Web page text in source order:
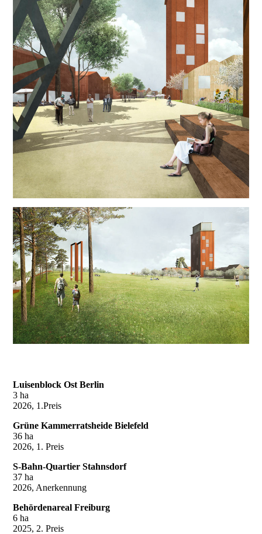
Luisenblock Ost Berlin
3 ha
2026, 1.Preis
Grüne Kammerratsheide Bielefeld
36 ha
2026, 1. Preis
S-Bahn-Quartier Stahnsdorf
37 ha
2026, Anerkennung
Behördenareal Freiburg
6 ha
2025, 2. Preis